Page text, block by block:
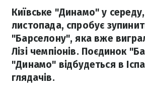
Київське "Динамо" у
листопада, спробує
"Барселону", яка вже
Лізі чемпіонів. Поєдинок
"Динамо" відбудеться в
глядачів.